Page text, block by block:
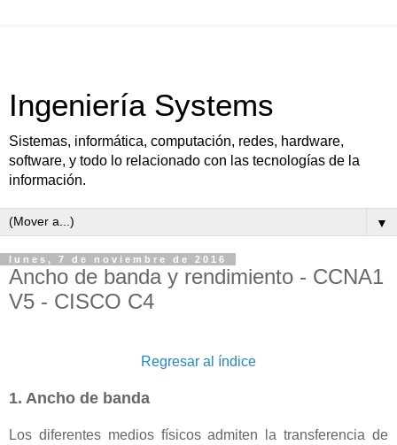
Ingeniería Systems
Sistemas, informática, computación, redes, hardware,
software, y todo lo relacionado con las tecnologías de la
información.
▼
lunes, 7 de noviembre de 2016
Ancho de banda y rendimiento - CCNA1
V5 - CISCO C4
Regresar al índice
1. Ancho de banda
Los diferentes medios físicos admiten la transferencia de